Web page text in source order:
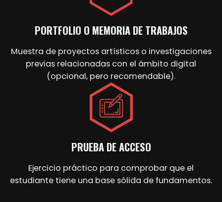
PORTFOLIO O MEMORIA DE TRABAJOS
Muestra de proyectos artísticos o investigaciones
previas relacionadas con el ámbito digital
(opcional, pero recomendable).
PRUEBA DE ACCESO
Ejercicio práctico para comprobar que el
estudiante tiene una base sólida de fundamentos.